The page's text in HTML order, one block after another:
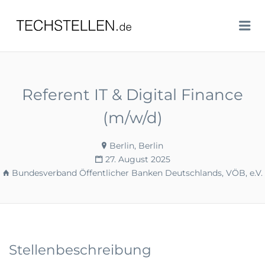
TECHSTELLEN.DE
Referent IT & Digital Finance
(m/w/d)
Berlin, Berlin
27. August 2025
Bundesverband Öffentlicher Banken Deutschlands, VÖB, e.V.
Stellenbeschreibung